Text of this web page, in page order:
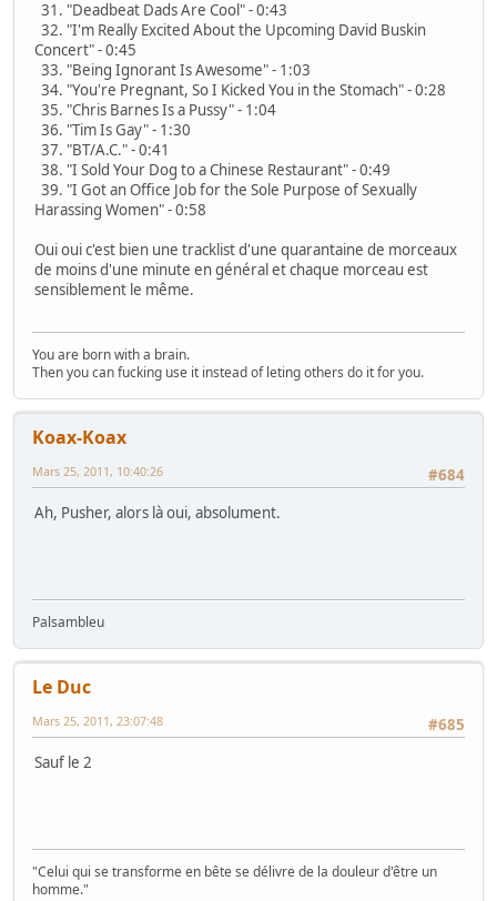
31. "Deadbeat Dads Are Cool" - 0:43
32. "I'm Really Excited About the Upcoming David Buskin
Concert" - 0:45
33. "Being Ignorant Is Awesome" - 1:03
34. "You're Pregnant, So I Kicked You in the Stomach" - 0:28
35. "Chris Barnes Is a Pussy" - 1:04
36. "Tim Is Gay" - 1:30
37. "BT/A.C." - 0:41
38. "I Sold Your Dog to a Chinese Restaurant" - 0:49
39. "I Got an Office Job for the Sole Purpose of Sexually
Harassing Women" - 0:58
Oui oui c'est bien une tracklist d'une quarantaine de morceaux
de moins d'une minute en général et chaque morceau est
sensiblement le même.
You are born with a brain.
Then you can fucking use it instead of leting others do it for you.
Koax-Koax
#684
Mars 25, 2011, 10:40:26
Ah, Pusher, alors là oui, absolument.
Palsambleu
Le Duc
#685
Mars 25, 2011, 23:07:48
Sauf le 2
"Celui qui se transforme en bête se délivre de la douleur d'être un
homme."